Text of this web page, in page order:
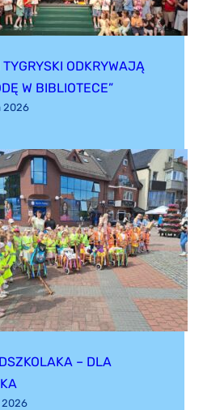
ODKRYWAJĄ
W BIBLIOTECE”
2026
– DLA
2026